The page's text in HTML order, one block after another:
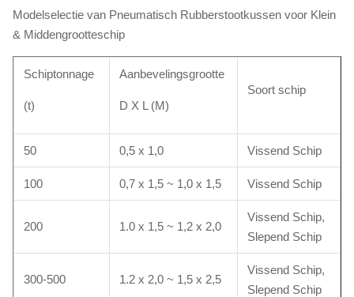
Modelselectie van Pneumatisch Rubberstootkussen voor Klein
& Middengrootteschip
Schiptonnage
(t)
Aanbevelingsgrootte
D X L (M)
Soort schip
50 0,5 x 1,0 Vissend Schip
100 0,7 x 1,5 ~ 1,0 x 1,5 Vissend Schip
200 1.0 x 1,5 ~ 1,2 x 2,0
Vissend Schip,
Slepend Schip
300-500 1.2 x 2,0 ~ 1,5 x 2,5
Vissend Schip,
Slepend Schip